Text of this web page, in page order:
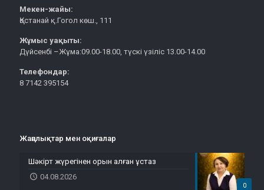
Мекен-жайы:
Қостанай қ.Гогол көш., 111
Жұмыс уақыты:
Дүйсенбі –Жұма:09.00-18.00, түскі үзіліс 13.00-14.00
Телефондар:
8 7142 395154
Жаңалықтар мен оқиғалар
0
Шәкірт жүрегінен орын алған ұстаз
04.08.2026